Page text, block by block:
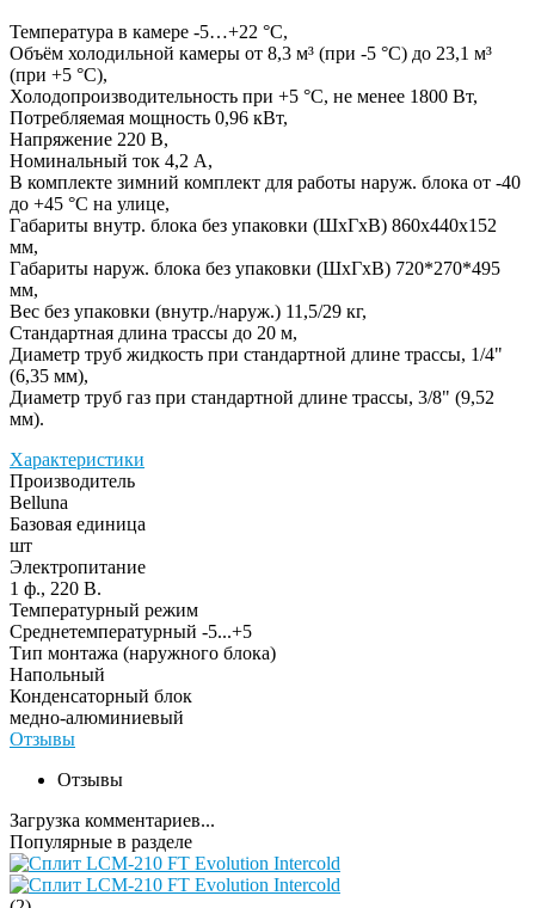
Температура в камере -5…+22 °С,
Объём холодильной камеры от 8,3 м³ (при -5 °С) до 23,1 м³
(при +5 °С),
Холодопроизводительность при +5 °С, не менее 1800 Вт,
Потребляемая мощность 0,96 кВт,
Напряжение 220 В,
Номинальный ток 4,2 А,
В комплекте зимний комплект для работы наруж. блока от -40
до +45 °С на улице,
Габариты внутр. блока без упаковки (ШхГхВ) 860х440х152
мм,
Габариты наруж. блока без упаковки (ШхГхВ) 720*270*495
мм,
Вес без упаковки (внутр./наруж.) 11,5/29 кг,
Стандартная длина трассы до 20 м,
Диаметр труб жидкость при стандартной длине трассы, 1/4"
(6,35 мм),
Диаметр труб газ при стандартной длине трассы, 3/8" (9,52
мм).
Характеристики
Производитель
Belluna
Базовая единица
шт
Электропитание
1 ф., 220 В.
Температурный режим
Среднетемпературный -5...+5
Тип монтажа (наружного блока)
Напольный
Конденсаторный блок
медно-алюминиевый
Отзывы
Отзывы
Загрузка комментариев...
Популярные в разделе